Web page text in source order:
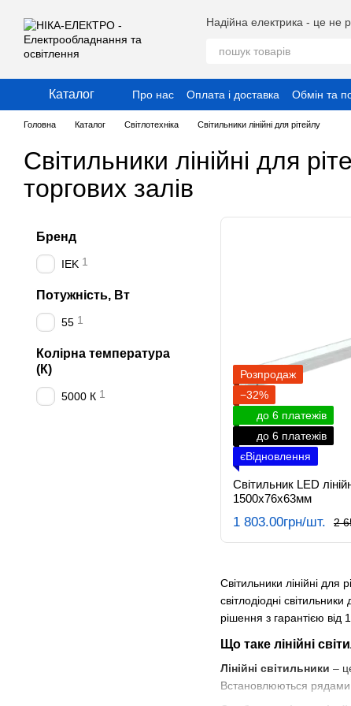
Надійна електрика - це не
Каталог Про нас Оплата і доставка Обмін та
Публічний договір (Оферта)
Угода
Головна Каталог Світлотехніка Світильники лінійні для рітейлу
Світильники лінійні для
торгових залів
Світильники лінійні для
світлодіодні
рішення з гарантією від
Що таке лінійні
Лінійні світильники –
Встановлюються рядами
Розпродаж
−32%
до 6 платежів
до 6 платежів
єВідновлення
Світильник LED
1500х76х63мм
2
1 803.00грн/шт.
Бренд
IEK 1
Потужність, Вт
55 1
Колірна температура
(К)
5000 К 1